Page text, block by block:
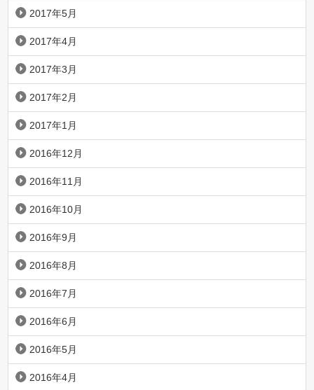
2017年5月
2017年4月
2017年3月
2017年2月
2017年1月
2016年12月
2016年11月
2016年10月
2016年9月
2016年8月
2016年7月
2016年6月
2016年5月
2016年4月